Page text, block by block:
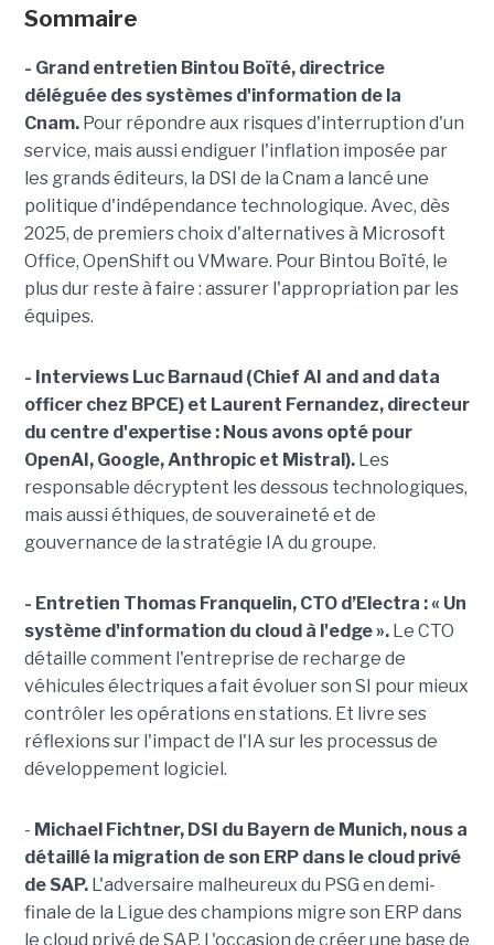
Sommaire
- Grand entretien Bintou Boïté, directrice
déléguée des systèmes d'information de la
Cnam. Pour répondre aux risques d'interruption d'un
service, mais aussi endiguer l'inflation imposée par
les grands éditeurs, la DSI de la Cnam a lancé une
politique d'indépendance technologique. Avec, dès
2025, de premiers choix d'alternatives à Microsoft
Office, OpenShift ou VMware. Pour Bintou Boïté, le
plus dur reste à faire : assurer l'appropriation par les
équipes.
- Interviews Luc Barnaud (Chief AI and and data
officer chez BPCE) et Laurent Fernandez, directeur
du centre d'expertise : Nous avons opté pour
OpenAI, Google, Anthropic et Mistral). Les
responsable décryptent les dessous technologiques,
mais aussi éthiques, de souveraineté et de
gouvernance de la stratégie IA du groupe.
- Entretien Thomas Franquelin, CTO d’Electra : « Un
système d'information du cloud à l'edge ». Le CTO
détaille comment l'entreprise de recharge de
véhicules électriques a fait évoluer son SI pour mieux
contrôler les opérations en stations. Et livre ses
réflexions sur l'impact de l'IA sur les processus de
développement logiciel.
- Michael Fichtner, DSI du Bayern de Munich, nous a
détaillé la migration de son ERP dans le cloud privé
de SAP. L'adversaire malheureux du PSG en demi-
finale de la Ligue des champions migre son ERP dans
le cloud privé de SAP. L'occasion de créer une base de